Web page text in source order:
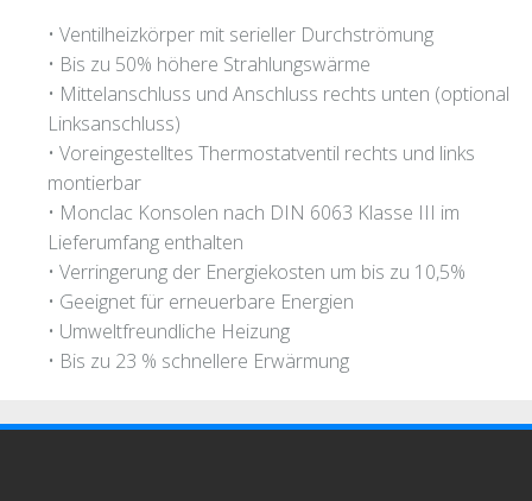
• Ventilheizkörper mit serieller Durchströmung
• Bis zu 50% höhere Strahlungswärme
• Mittelanschluss und Anschluss rechts unten (optional
Linksanschluss)
• Voreingestelltes Thermostatventil rechts und links
montierbar
• Monclac Konsolen nach DIN 6063 Klasse III im
Lieferumfang enthalten
• Verringerung der Energiekosten um bis zu 10,5%
• Geeignet für erneuerbare Energien
• Umweltfreundliche Heizung
• Bis zu 23 % schnellere Erwärmung